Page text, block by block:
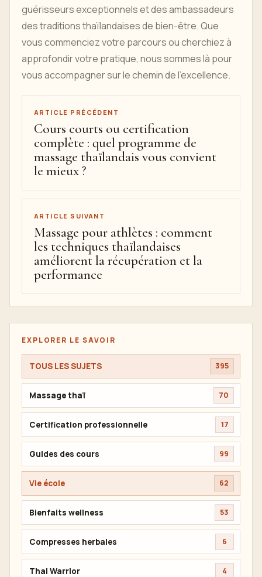
guérisseurs exceptionnels et des ambassadeurs
des traditions thaïlandaises de bien-être. Que
vous commenciez votre parcours ou cherchiez à
approfondir votre pratique, nous sommes là pour
vous accompagner sur le chemin de l’excellence.
ARTICLE PRÉCÉDENT
Cours courts ou certification
complète : quel programme de
massage thaïlandais vous convient
le mieux ?
ARTICLE SUIVANT
Massage pour athlètes : comment
les techniques thaïlandaises
améliorent la récupération et la
performance
EXPLORER LE SAVOIR
TOUS LES SUJETS 395
Massage thaï 70
Certification professionnelle 17
Guides des cours 99
Vie école 62
Bienfaits wellness 53
Compresses herbales 6
Thai Warrior 4